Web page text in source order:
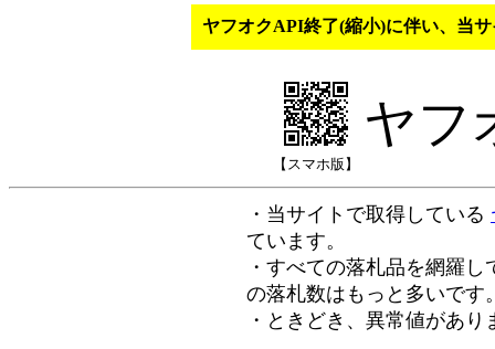
ヤフオクAPI終了(縮小)に伴い、当
【スマホ版】
ヤフ
・当サイトで取得している
ています。
・すべての落札品を網羅
の落札数はもっと多いです
・ときどき、異常値があ